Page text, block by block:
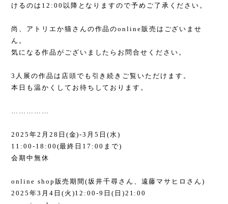
けるのは 12:00 以降となりますので予めご了承ください。
尚、アトリエか猫さんの作品のonline販売はございませ
ん。
気になる作品がございましたらお問合せください。
3 人展の作品は店頭でも引き続きご覧いただけます。
本日も温かくしてお待ちしております。
……………
2025年2 月 28 日 (金)-3 月5 日 (水)
11:00-18:00(最終日 17:00 まで)
会期中無休
online shop 販売期間(坂井千尋さん、遠藤マサヒロさん )
2025年3 月 4 日 ( 火 )12:00-9 日 ( 日 )21:00